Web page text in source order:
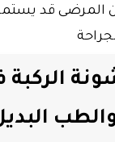
34% من المرضى قد
الركبة